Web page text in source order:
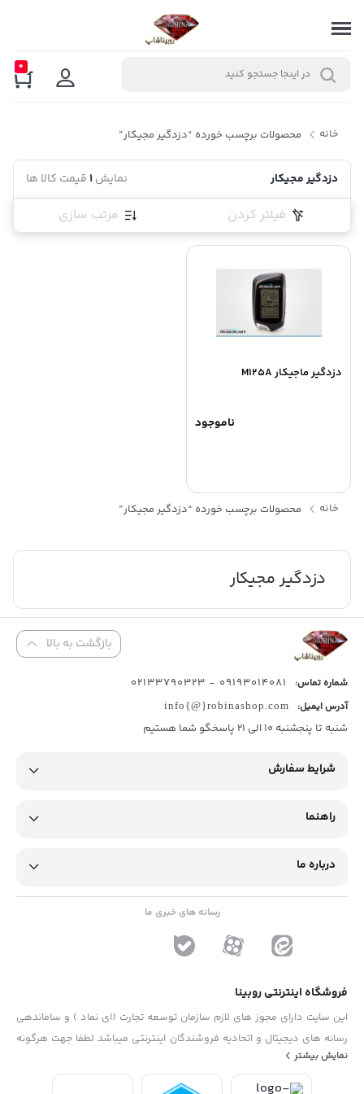
0
خانه محصولات برچسب خورده “دزدگیر مجیکار”
دزدگیر مجیکار نمایش1قیمت کالا ها
فیلتر کردن مرتب سازی
دزدگیر ماجیکار M125A
ناموجود
خانه محصولات برچسب خورده “دزدگیر مجیکار”
دزدگیر مجیکار
بازگشت به بالا
شماره تماس: 09193014081 - 02133790323
آدرس ایمیل: info{@}robinashop.com
شنبه تا پنجشنبه 10 الی 21 پاسخگو شما هستیم
شرایط سفارش
راهنما
درباره ما
رسانه های خبری ما
فروشگاه اینترنتی روبینا
این سایت دارای مجوز های لازم سازمان توسعه تجارت (ای نماد ) و ساماندهی
رسانه های دیجیتال و اتحادیه فروشندگان اینترنتی میباشد لطفا جهت هرگونه
پیشنهاد ، انتفاد و یا شکایات از فرم "تماس با ما" استفاده نمایید . تلفن های
نمایش بیشتر